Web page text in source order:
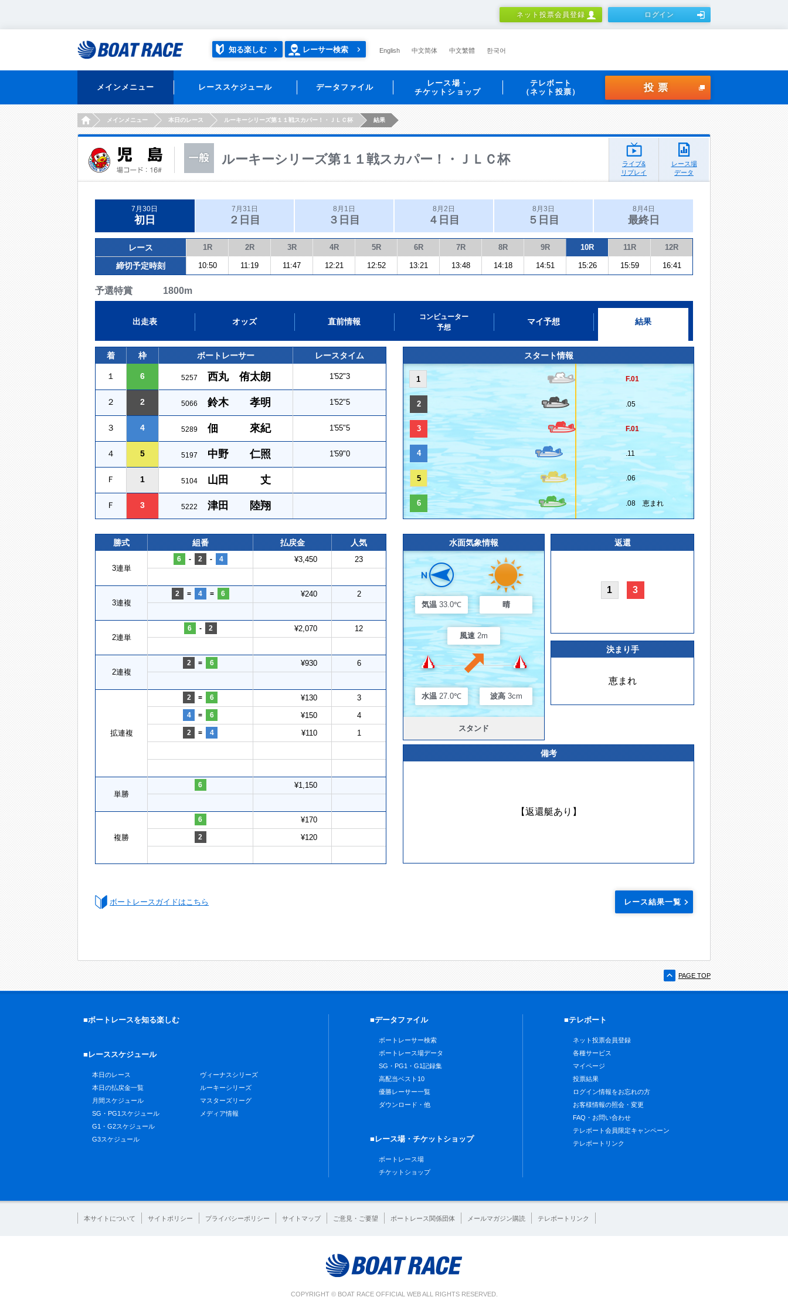
ネット投票会員登録 ログイン
知る楽しむ レーサー検索 English 中文简体 中文繁體 한국어
メインメニュー レーススケジュール データファイル
レース場・
チケットショップ
テレボート
（ネット投票）
投票
HOMEメインメニュー 本日のレース ルーキーシリーズ第１１戦スカパー！・ＪＬＣ杯 結果
ルーキーシリーズ第１１戦スカパー！・ＪＬＣ杯
ライブ&
リプレイ
レース場
データ
7月30日
初日
7月31日
２日目
8月1日
３日目
8月2日
４日目
8月3日
５日目
8月4日
最終日
レース 1R 2R 3R 4R 5R 6R 7R 8R 9R 10R 11R 12R
締切予定時刻 10:50 11:19 11:47 12:21 12:52 13:21 13:48 14:18 14:51 15:26 15:59 16:41
予選特賞 1800m
出走表 オッズ 直前情報
コンピューター
予想
マイ予想 結果
着 枠 ボートレーサー レースタイム
１ 6 5257 西丸 侑太朗 1'52"3
２ 2 5066 鈴木 孝明 1'52"5
３ 4 5289 佃 來紀 1'55"5
４ 5 5197 中野 仁照 1'59"0
Ｆ 1 5104 山田 丈
Ｆ 3 5222 津田 陸翔
スタート情報
1 F.01
2 .05
3 F.01
4 .11
5 .06
6 .08 恵まれ
勝式 組番 払戻金 人気
3連単
6 - 2 - 4 ¥3,450 23
3連複
2 = 4 = 6 ¥240 2
2連単
6 - 2 ¥2,070 12
2連複
2 = 6 ¥930 6
拡連複
2 = 6 ¥130 3
4 = 6 ¥150 4
2 = 4 ¥110 1
単勝
6 ¥1,150
複勝
6 ¥170
2 ¥120
水面気象情報
気温 33.0℃ 晴
風速 2m
水温 27.0℃ 波高 3cm
スタンド
返還
1 3
決まり手
恵まれ
備考
【返還艇あり】
ボートレースガイドはこちら レース結果一覧
PAGE TOP
■ボートレースを知る楽しむ
■レーススケジュール
本日のレース
本日の払戻金一覧
月間スケジュール
SG・PG1スケジュール
G1・G2スケジュール
G3スケジュール
ヴィーナスシリーズ
ルーキーシリーズ
マスターズリーグ
メディア情報
■データファイル
ボートレーサー検索
ボートレース場データ
SG・PG1・G1記録集
高配当ベスト10
優勝レーサー一覧
ダウンロード・他
■レース場・チケットショップ
ボートレース場
チケットショップ
■テレボート
ネット投票会員登録
各種サービス
マイページ
投票結果
ログイン情報をお忘れの方
お客様情報の照会・変更
FAQ・お問い合わせ
テレボート会員限定キャンペーン
テレボートリンク
本サイトについて サイトポリシー プライバシーポリシー サイトマップ ご意見・ご要望 ボートレース関係団体 メールマガジン購読 テレボートリンク
COPYRIGHT © BOAT RACE OFFICIAL WEB ALL RIGHTS RESERVED.